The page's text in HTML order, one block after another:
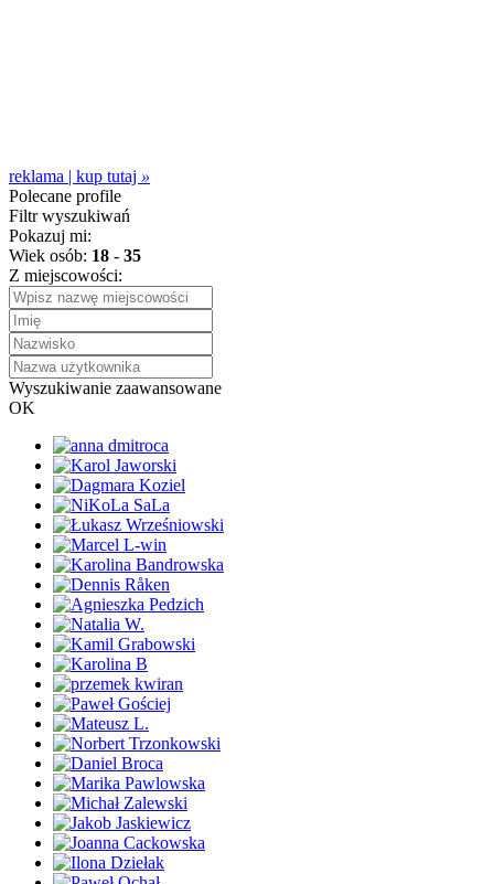
reklama | kup tutaj »
Polecane profile
Filtr wyszukiwań
Pokazuj mi:
Wiek osób: 18 - 35
Z miejscowości:
Wyszukiwanie zaawansowane
OK